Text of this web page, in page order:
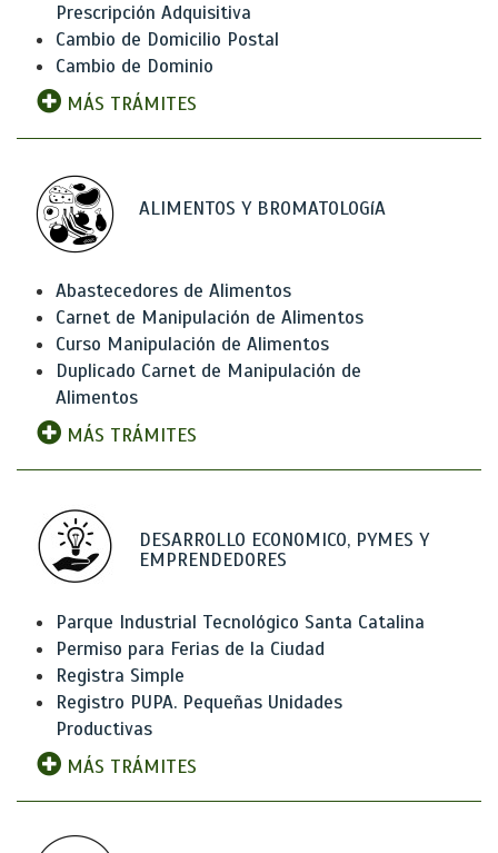
Prescripción Adquisitiva
Cambio de Domicilio Postal
Cambio de Dominio
MÁS TRÁMITES
ALIMENTOS Y BROMATOLOGíA
Abastecedores de Alimentos
Carnet de Manipulación de Alimentos
Curso Manipulación de Alimentos
Duplicado Carnet de Manipulación de
Alimentos
MÁS TRÁMITES
DESARROLLO ECONOMICO, PYMES Y
EMPRENDEDORES
Parque Industrial Tecnológico Santa Catalina
Permiso para Ferias de la Ciudad
Registra Simple
Registro PUPA. Pequeñas Unidades
Productivas
MÁS TRÁMITES